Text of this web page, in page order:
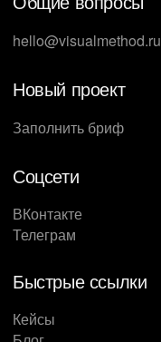
hello@visualmethod.ru
Новый проект
Заполнить бриф
Соцсети
ВКонтакте
Телеграм
Быстрые ссылки
Кейсы